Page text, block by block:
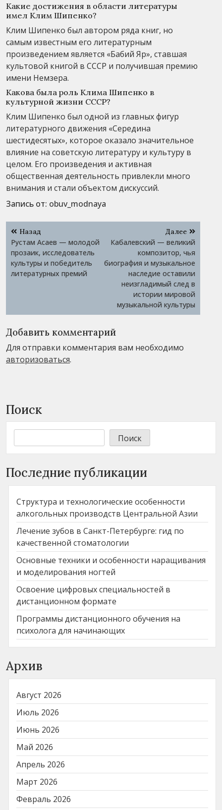
Какие достижения в области литературы
имел Клим Шипенко?
Клим Шипенко был автором ряда книг, но
самым известным его литературным
произведением является «Бабий Яр», ставшая
культовой книгой в СССР и получившая премию
имени Немзера.
Какова была роль Клима Шипенко в
культурной жизни СССР?
Клим Шипенко был одной из главных фигур
литературного движения «Середина
шестидесятых», которое оказало значительное
влияние на советскую литературу и культуру в
целом. Его произведения и активная
общественная деятельность привлекли много
внимания и стали объектом дискуссий.
Запись от: obuv_modnaya
Навигация
по
записям
Назад
Рустам Асаев — молодой
прозаик, исследователь
культуры и победитель
литературных премий
Далее
Кабалевский — великий
композитор, чья
биография и музыкальное
наследие оставили
неизгладимый след в
истории мировой
музыкальной культуры
Добавить комментарий
Для отправки комментария вам необходимо
авторизоваться.
Поиск
Поиск
Последние публикации
Структура и технологические особенности
алкогольных производств Центральной Азии
Лечение зубов в Санкт-Петербурге: гид по
качественной стоматологии
Основные техники и особенности наращивания
и моделирования ногтей
Освоение цифровых специальностей в
дистанционном формате
Программы дистанционного обучения на
психолога для начинающих
Архив
Август 2026
Июль 2026
Июнь 2026
Май 2026
Апрель 2026
Март 2026
Февраль 2026